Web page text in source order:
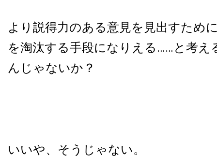
より説得力のある意見を見出すため
を淘汰する手段になりえる……と考え
んじゃないか？
いいや、そうじゃない。